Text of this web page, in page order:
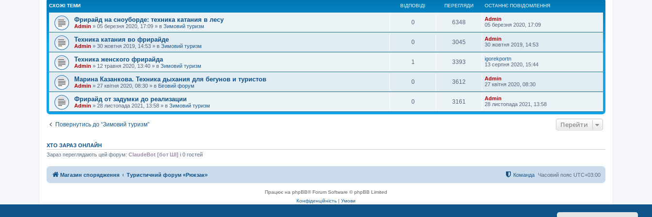
о
СХОЖІ ТЕМИ ВІДПОВІДІ ПЕРЕГЛЯДИ ОСТАННЄ ПОВІДОМЛЕННЯ
Фрирайд на сноуборде: техника катания в лесу
Admin » 05 березня 2020, 17:09 » в Зимовий туризм
0 6348
Admin
05 березня 2020, 17:09
Техника катания во фрирайде
Admin » 30 жовтня 2019, 14:53 » в Зимовий туризм
0 3045
Admin
30 жовтня 2019, 14:53
Техника женского фрирайда
Admin » 12 травня 2020, 13:40 » в Зимовий туризм
1 3393
igorekportn
13 серпня 2020, 15:44
Марина Казанкова. Техника дыхания для бегунов и туристов
Admin » 27 квітня 2020, 08:30 » в Біговий форум
0 3612
Admin
27 квітня 2020, 08:30
Фрирайд от задумки до реализации
Admin » 28 листопада 2021, 13:58 » в Зимовий туризм
0 3161
Admin
28 листопада 2021, 13:58
Повернутись до “Зимовий туризм” Перейти
ХТО ЗАРАЗ ОНЛАЙН
Зараз переглядають цей форум: ClaudeBot [бот ШІ] і 0 гостей
Магазин спорядження Туристичний форум «Рюкзак» Часовий пояс UTC+03:00
Команда
Працює на phpBB® Forum Software © phpBB Limited
Конфіденційність | Умови